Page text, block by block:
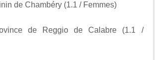
de Chambéry (1.1 / Femmes)
de Reggio de Calabre (1.1 /